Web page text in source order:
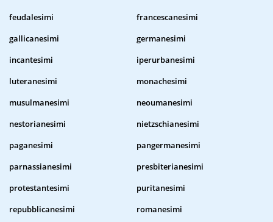
feudalesimi
francescanesimi
gallicanesimi
germanesimi
incantesimi
iperurbanesimi
luteranesimi
monachesimi
musulmanesimi
neoumanesimi
nestorianesimi
nietzschianesimi
paganesimi
pangermanesimi
parnassianesimi
presbiterianesimi
protestantesimi
puritanesimi
repubblicanesimi
romanesimi